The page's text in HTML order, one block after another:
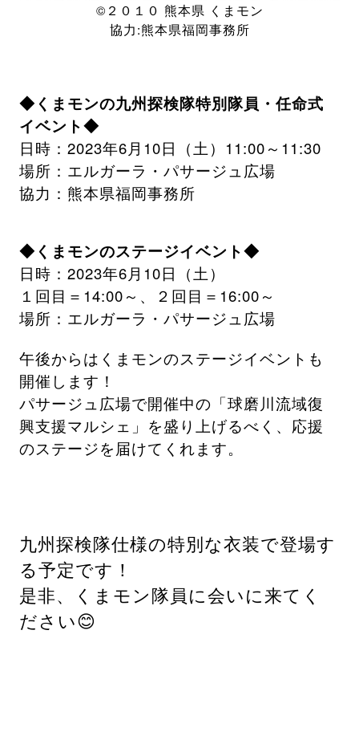
©２０１０ 熊本県 くまモン
協力:熊本県福岡事務所
◆くまモンの九州探検隊特別隊員・任命式
イベント◆
日時：2023年6月10日（土）11:00～11:30
場所：エルガーラ・パサージュ広場
協力：熊本県福岡事務所
◆くまモンのステージイベント◆
日時：2023年6月10日（土）
１回目＝14:00～、２回目＝16:00～
場所：エルガーラ・パサージュ広場
午後からはくまモンのステージイベントも
開催します！
パサージュ広場で開催中の「球磨川流域復
興支援マルシェ」を盛り上げるべく、応援
のステージを届けてくれます。
九州探検隊仕様の特別な衣装で登場す
る予定です！
是非、くまモン隊員に会いに来てく
ださい😊